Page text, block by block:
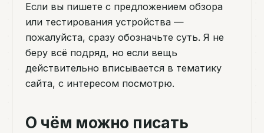
Если вы пишете с предложением обзора
или тестирования устройства —
пожалуйста, сразу обозначьте суть. Я не
беру всё подряд, но если вещь
действительно вписывается в тематику
сайта, с интересом посмотрю.
О чём можно писать